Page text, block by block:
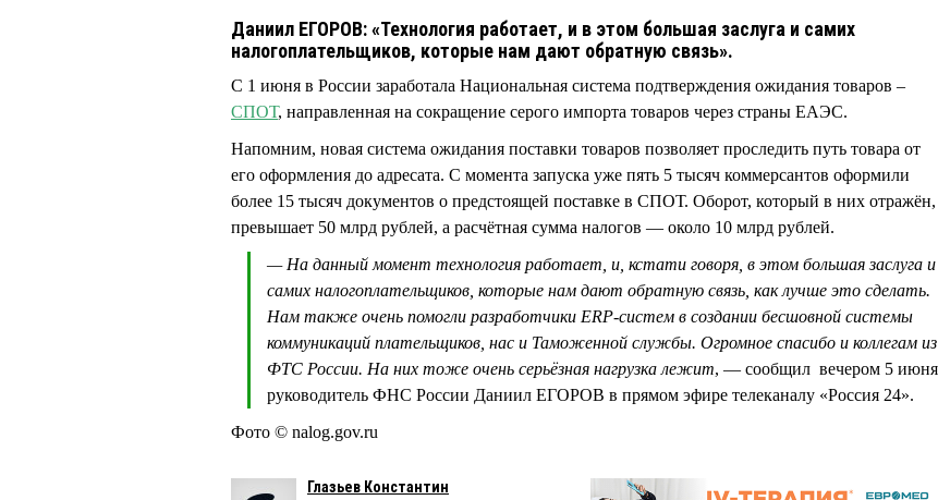
Даниил ЕГОРОВ: «Технология работает, и в этом большая заслуга и самих
налогоплательщиков, которые нам дают обратную связь».
С 1 июня в России заработала Национальная система подтверждения ожидания товаров –
СПОТ, направленная на сокращение серого импорта товаров через страны ЕАЭС.
Напомним, новая система ожидания поставки товаров позволяет проследить путь товара от
его оформления до адресата. С момента запуска уже пять 5 тысяч коммерсантов оформили
более 15 тысяч документов о предстоящей поставке в СПОТ. Оборот, который в них отражён,
превышает 50 млрд рублей, а расчётная сумма налогов — около 10 млрд рублей.
— На данный момент технология работает, и, кстати говоря, в этом большая заслуга и
самих налогоплательщиков, которые нам дают обратную связь, как лучше это сделать.
Нам также очень помогли разработчики ERP-систем в создании бесшовной системы
коммуникаций плательщиков, нас и Таможенной службы. Огромное спасибо и коллегам из
ФТС России. На них тоже очень серьёзная нагрузка лежит, — сообщил вечером 5 июня
руководитель ФНС России Даниил ЕГОРОВ в прямом эфире телеканалу «Россия 24».
Фото © nalog.gov.ru
Глазьев Константин